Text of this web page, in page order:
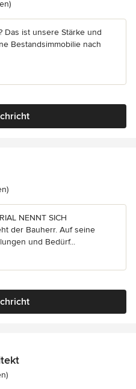
von 5 Sternen
Das ist unsere Stärke und
Bestandsimmobilie nach
von 5 Sternen
NENNT SICH
der Bauherr. Auf seine
und Bedürf...
von 5 Sternen